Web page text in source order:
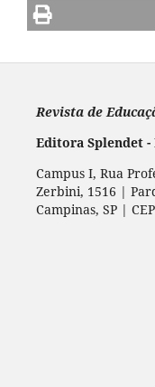
Revista de
Editora Splendet -
Campus I, Rua
Zerbini, 1516 |
Campinas, SP |